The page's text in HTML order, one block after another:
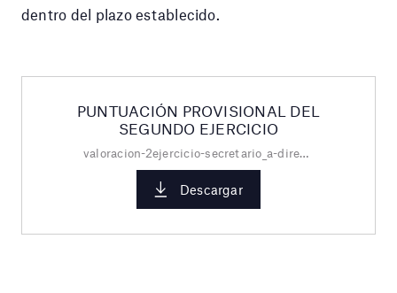
dentro del plazo establecido.
PUNTUACIÓN PROVISIONAL DEL
SEGUNDO EJERCICIO
valoracion-2ejercicio-secretario_a-direc.pdf
Descargar